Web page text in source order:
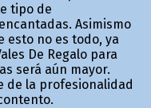
tipo de
Asimismo
esto no es todo, ya
De Regalo para
será aún mayor.
de la profesionalidad